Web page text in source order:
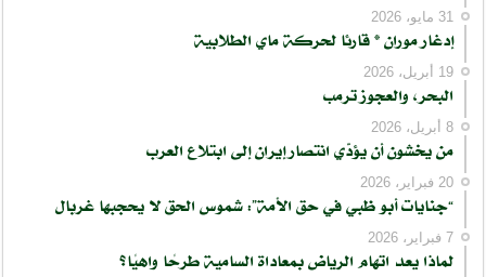
31 مايو، 2026
إدغار موران * قارئا لحركة ماي الطلابية
19 أبريل، 2026
البحر، والعجوز ترمب
8 أبريل، 2026
من يخشون أن يؤدّي انتصار إيران إلى ابتلاع العرب
20 فبراير، 2026
“جنايات أبو ظبي في حق الأمة”: شموس الحق لا يحجبها غربال
7 فبراير، 2026
لماذا يعد اتهام الرياض بمعاداة السامية طرحًا واهيًا؟